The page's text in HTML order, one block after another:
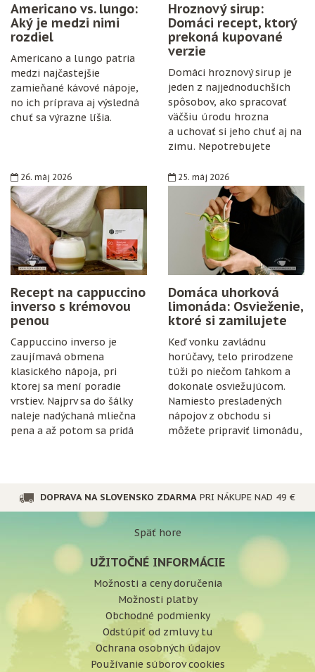
Americano vs. lungo:
Aký je medzi nimi
rozdiel
Americano a lungo patria
medzi najčastejšie
zamieňané kávové nápoje,
no ich príprava aj výsledná
chuť sa výrazne líšia.
Hroznový sirup:
Domáci recept, ktorý
prekoná kupované
verzie
Domáci hroznový sirup je
jeden z najjednoduchších
spôsobov, ako spracovať
väčšiu úrodu hrozna
a uchovať si jeho chuť aj na
zimu. Nepotrebujete
konzervanty ani zložitý
postup. Stačí zrelé hrozno,
cukor, citrón, čisté fľaše
a trochu trpezlivosti.
26. máj 2026
Recept na cappuccino
inverso s krémovou
penou
Cappuccino inverso je
zaujímavá obmena
klasického nápoja, pri
ktorej sa mení poradie
vrstiev. Najprv sa do šálky
naleje nadýchaná mliečna
pena a až potom sa pridá
25. máj 2026
Domáca uhorková
limonáda: Osvieženie,
ktoré si zamilujete
Keď vonku zavládnu
horúčavy, telo prirodzene
túži po niečom ľahkom a
dokonale osviežujúcom.
Namiesto presladených
nápojov z obchodu si
môžete pripraviť limonádu,
DOPRAVA NA SLOVENSKO ZDARMA PRI NÁKUPE NAD 49 €
Späť hore
UŽITOČNÉ INFORMÁCIE
Možnosti a ceny doručenia
Možnosti platby
Obchodné podmienky
Odstúpiť od zmluvy tu
Ochrana osobných údajov
Používanie súborov cookies